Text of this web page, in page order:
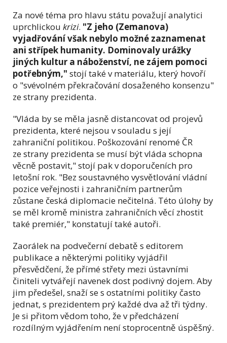
Za nové téma pro hlavu státu považují analytici
uprchlickou krizi. "Z jeho (Zemanova)
vyjadřování však nebylo možné zaznamenat
ani střípek humanity. Dominovaly urážky
jiných kultur a náboženství, ne zájem pomoci
potřebným," stojí také v materiálu, který hovoří
o "svévolném překračování dosaženého konsenzu"
ze strany prezidenta.
"Vláda by se měla jasně distancovat od projevů
prezidenta, které nejsou v souladu s její
zahraniční politikou. Poškozování renomé ČR
ze strany prezidenta se musí být vláda schopna
věcně postavit," stojí pak v doporučeních pro
letošní rok. "Bez soustavného vysvětlování vládní
pozice veřejnosti i zahraničním partnerům
zůstane česká diplomacie nečitelná. Této úlohy by
se měl kromě ministra zahraničních věcí zhostit
také premiér," konstatují také autoři.
Zaorálek na podvečerní debatě s editorem
publikace a některými politiky vyjádřil
přesvědčení, že přímé střety mezi ústavními
činiteli vytvářejí navenek dost podivný dojem. Aby
jim předešel, snaží se s ostatními politiky často
jednat, s prezidentem prý každé dva až tři týdny.
Je si přitom vědom toho, že v předcházení
rozdílným vyjádřením není stoprocentně úspěšný.